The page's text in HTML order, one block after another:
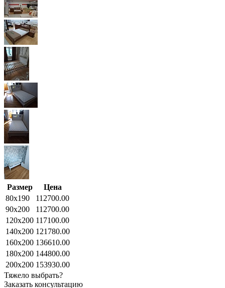
Размер
Цена
80x190
112700.00
90x200
112700.00
120x200 117100.00
140x200 121780.00
160x200 136610.00
180x200 144800.00
200x200 153930.00
Тяжело выбрать?
Заказать консультацию